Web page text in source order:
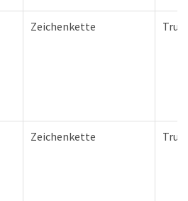
Zeichenkette True
Zeichenkette True